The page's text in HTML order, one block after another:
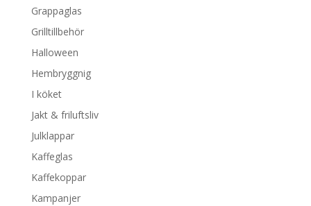
Grappaglas
Grilltillbehör
Halloween
Hembryggnig
I köket
Jakt & friluftsliv
Julklappar
Kaffeglas
Kaffekoppar
Kampanjer